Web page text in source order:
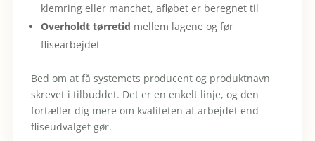
klemring eller manchet, afløbet er beregnet til
Overholdt tørretid mellem lagene og før
flisearbejdet
Bed om at få systemets producent og produktnavn
skrevet i tilbuddet. Det er en enkelt linje, og den
fortæller dig mere om kvaliteten af arbejdet end
fliseudvalget gør.